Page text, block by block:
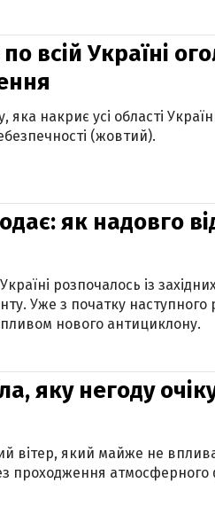
всій Україні
накриє усі області
(жовтий).
як надовго
розпочалось із
Уже з початку наступного
нового антициклону.
яку негоду
вітер, який майже не
проходження